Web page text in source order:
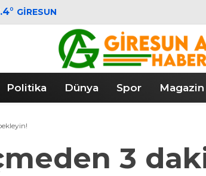
° GIRESUN
Politika Dünya Spor Magazin
3